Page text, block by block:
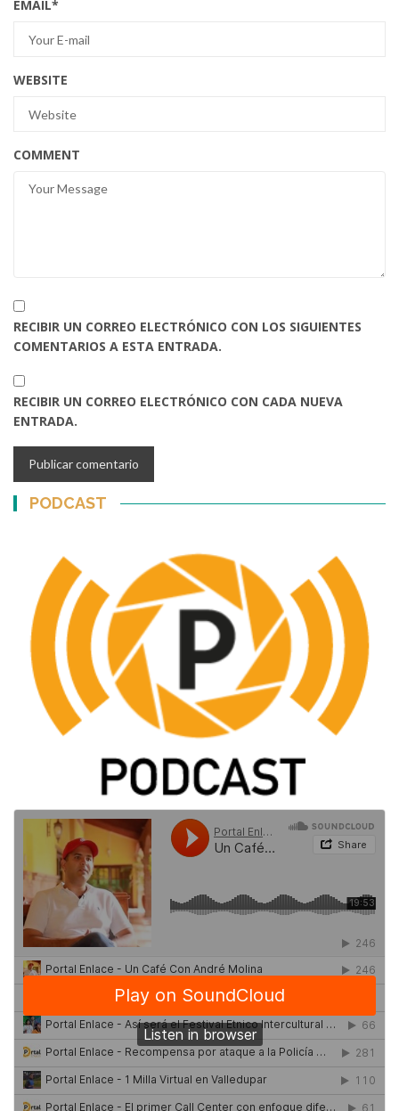
EMAIL*
WEBSITE
COMMENT
RECIBIR UN CORREO ELECTRÓNICO CON LOS SIGUIENTES
COMENTARIOS A ESTA ENTRADA.
RECIBIR UN CORREO ELECTRÓNICO CON CADA NUEVA
ENTRADA.
PODCAST